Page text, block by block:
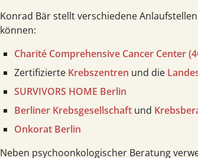
Konrad Bär stellt verschiedene
können:
Charité Comprehensive Cancer Center
Zertifizierte Krebs­zentren und die
SURVIVORS HOME Berlin
Berliner Krebsgesellschaft und
Onkorat Berlin
Neben psycho­onkologischer Beratung